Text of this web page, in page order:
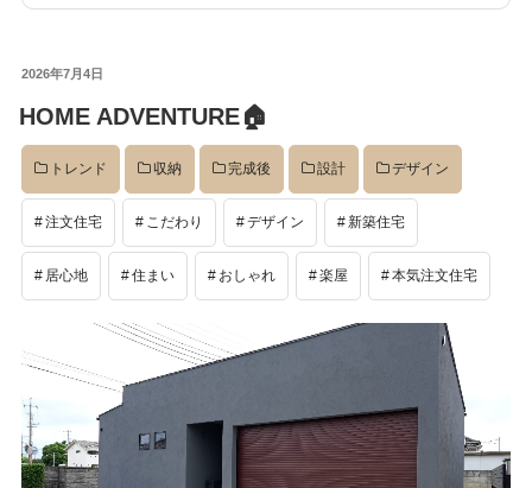
投
日:
2026年7月4日
HOME ADVENTURE🏠
トレンド 収納 完成後 設計 デザイン
注文住宅 こだわり デザイン 新築住宅
居心地 住まい おしゃれ 楽屋 本気注文住宅